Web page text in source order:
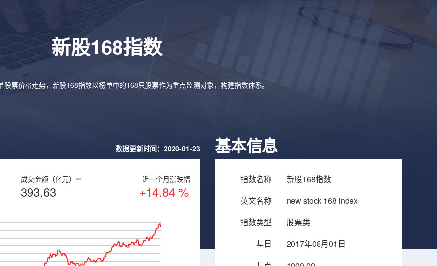
新股168指数
股票价格走势，新股168指数以榜单中的168只股票作为重点监测对象，构建指数体系。
数据更新时间：2020-01-23
成交金额（亿元）
393.63
近一个月涨跌幅
+14.84 %
基本信息
指数名称
新股168指数
英文名称
new stock 168 index
指数类型
股票类
基日
2017年08月01日